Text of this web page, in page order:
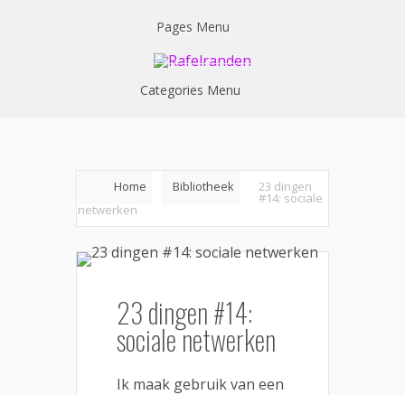
Pages Menu
Categories Menu
Home Bibliotheek 23 dingen
#14: sociale
netwerken
23 dingen #14:
sociale netwerken
Ik maak gebruik van een